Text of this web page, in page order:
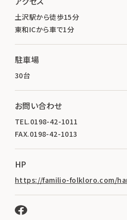
土沢駅から徒歩15分
東和ICから車で1分
駐車場
30台
お問い合わせ
TEL.0198-42-1011
FAX.0198-42-1013
HP
https://familio-folkloro.com/